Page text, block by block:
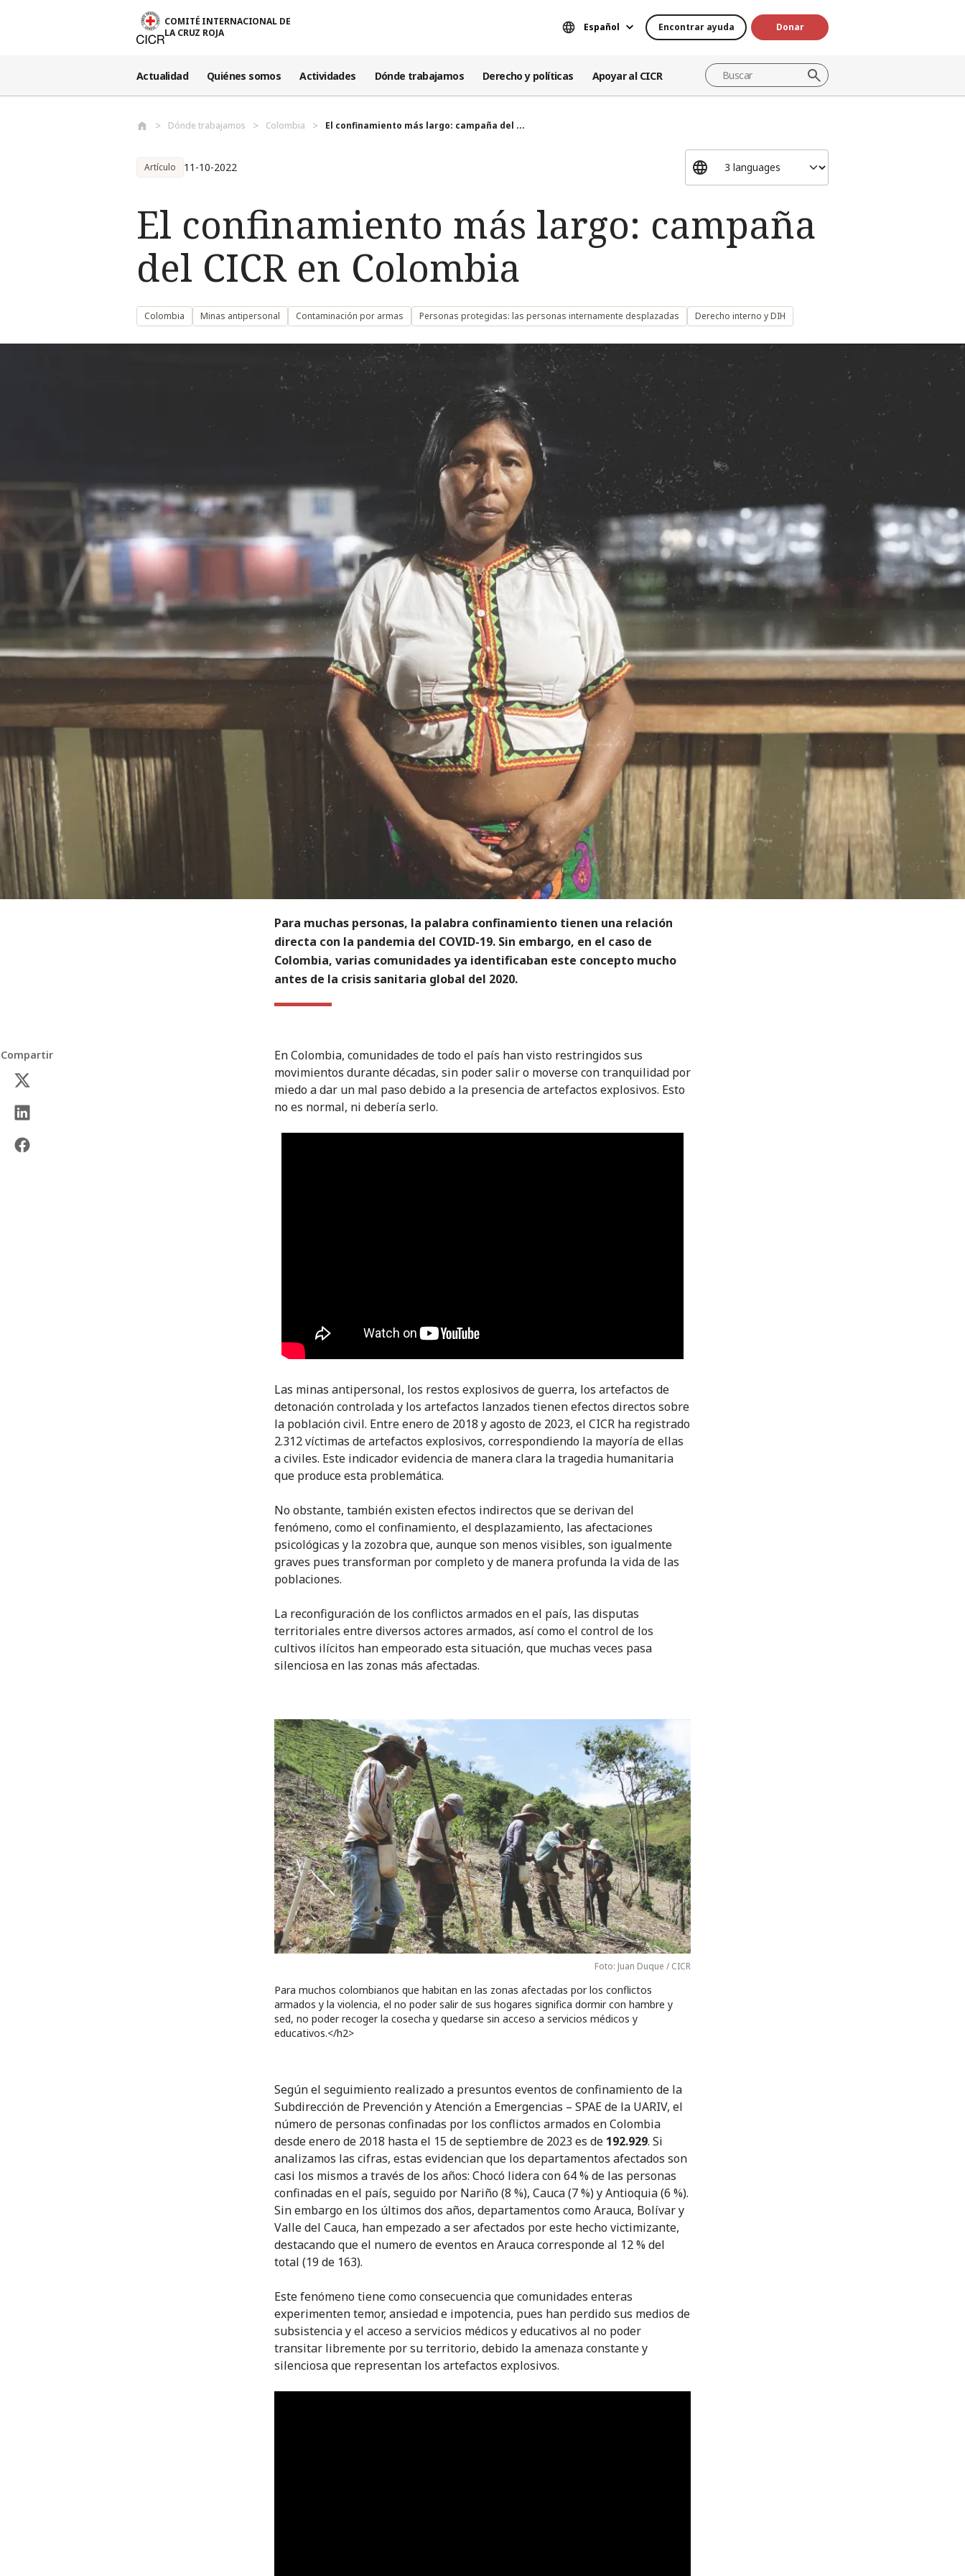
COMITÉ INTERNACIONAL DE
LA CRUZ ROJA
Español Encontrar ayuda Donar
Actualidad Quiénes somos Actividades Dónde trabajamos Derecho y políticas Apoyar al CICR
Dónde trabajamos Colombia El confinamiento más largo: campaña del ...
Artículo 11-10-2022
El confinamiento más largo: campaña
del CICR en Colombia
Colombia Minas antipersonal Contaminación por armas Personas protegidas: las personas internamente desplazadas Derecho interno y DIH
Para muchas personas, la palabra confinamiento tienen una relación
directa con la pandemia del COVID-19. Sin embargo, en el caso de
Colombia, varias comunidades ya identificaban este concepto mucho
antes de la crisis sanitaria global del 2020.
Compartir
En Colombia, comunidades de todo el país han visto restringidos sus
movimientos durante décadas, sin poder salir o moverse con tranquilidad por
miedo a dar un mal paso debido a la presencia de artefactos explosivos. Esto
no es normal, ni debería serlo.
Las minas antipersonal, los restos explosivos de guerra, los artefactos de
detonación controlada y los artefactos lanzados tienen efectos directos sobre
la población civil. Entre enero de 2018 y agosto de 2023, el CICR ha registrado
2.312 víctimas de artefactos explosivos, correspondiendo la mayoría de ellas
a civiles. Este indicador evidencia de manera clara la tragedia humanitaria
que produce esta problemática.
No obstante, también existen efectos indirectos que se derivan del
fenómeno, como el confinamiento, el desplazamiento, las afectaciones
psicológicas y la zozobra que, aunque son menos visibles, son igualmente
graves pues transforman por completo y de manera profunda la vida de las
poblaciones.
La reconfiguración de los conflictos armados en el país, las disputas
territoriales entre diversos actores armados, así como el control de los
cultivos ilícitos han empeorado esta situación, que muchas veces pasa
silenciosa en las zonas más afectadas.
Foto: Juan Duque / CICR
Para muchos colombianos que habitan en las zonas afectadas por los conflictos
armados y la violencia, el no poder salir de sus hogares significa dormir con hambre y
sed, no poder recoger la cosecha y quedarse sin acceso a servicios médicos y
educativos.</h2>
Según el seguimiento realizado a presuntos eventos de confinamiento de la
Subdirección de Prevención y Atención a Emergencias – SPAE de la UARIV, el
número de personas confinadas por los conflictos armados en Colombia
desde enero de 2018 hasta el 15 de septiembre de 2023 es de 192.929. Si
analizamos las cifras, estas evidencian que los departamentos afectados son
casi los mismos a través de los años: Chocó lidera con 64 % de las personas
confinadas en el país, seguido por Nariño (8 %), Cauca (7 %) y Antioquia (6 %).
Sin embargo en los últimos dos años, departamentos como Arauca, Bolívar y
Valle del Cauca, han empezado a ser afectados por este hecho victimizante,
destacando que el numero de eventos en Arauca corresponde al 12 % del
total (19 de 163).
Este fenómeno tiene como consecuencia que comunidades enteras
experimenten temor, ansiedad e impotencia, pues han perdido sus medios de
subsistencia y el acceso a servicios médicos y educativos al no poder
transitar libremente por su territorio, debido la amenaza constante y
silenciosa que representan los artefactos explosivos.